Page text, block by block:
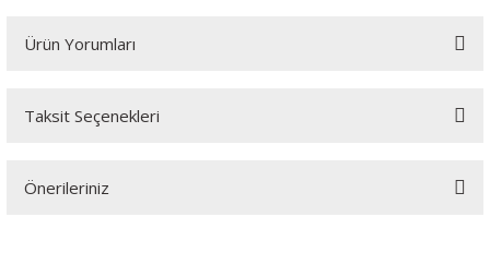
Ürün Yorumları
Bu ürüne ilk yorumu siz yapın!
Taksit Seçenekleri
Önerileriniz